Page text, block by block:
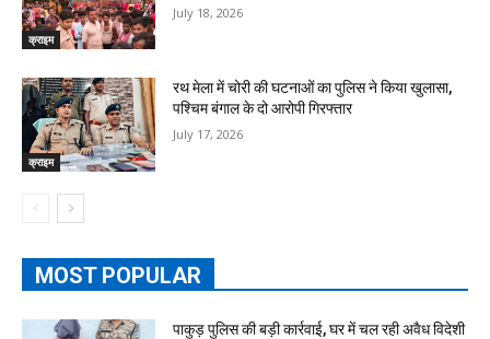
क्राइम
July 18, 2026
क्राइम
रथ मेला में चोरी की घटनाओं का पुलिस ने किया खुलासा,
पश्चिम बंगाल के दो आरोपी गिरफ्तार
July 17, 2026
MOST POPULAR
पाकुड़ पुलिस की बड़ी कार्रवाई, घर में चल रही अवैध विदेशी